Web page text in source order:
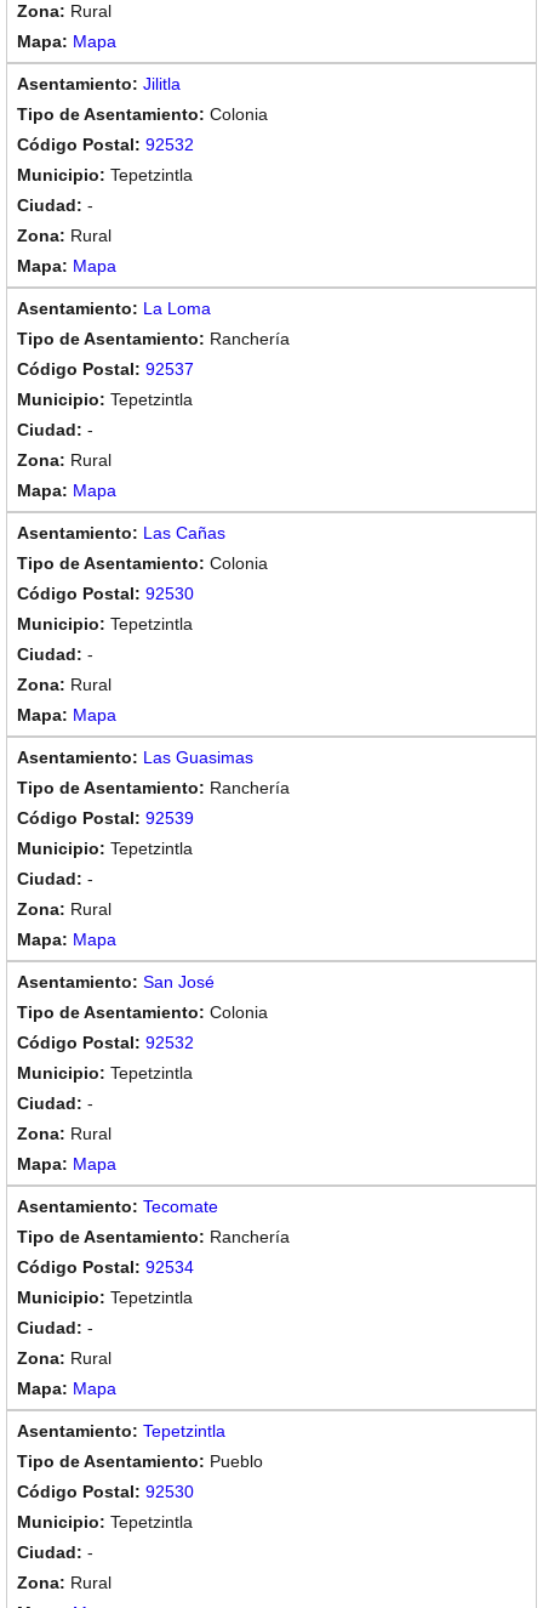
Rural
Mapa
Jilitla
Colonia
92532
Tepetzintla
-
Rural
Mapa
La Loma
Ranchería
92537
Tepetzintla
-
Rural
Mapa
Las Cañas
Colonia
92530
Tepetzintla
-
Rural
Mapa
Las Guasimas
Ranchería
92539
Tepetzintla
-
Rural
Mapa
San José
Colonia
92532
Tepetzintla
-
Rural
Mapa
Tecomate
Ranchería
92534
Tepetzintla
-
Rural
Mapa
Tepetzintla
Pueblo
92530
Tepetzintla
-
Rural